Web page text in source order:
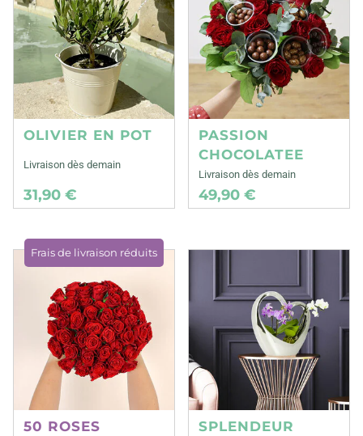
OLIVIER EN POT
Livraison dès demain
31,90 €
PASSION
CHOCOLATEE
Livraison dès demain
49,90 €
Frais de livraison réduits
50 ROSES
SPLENDEUR